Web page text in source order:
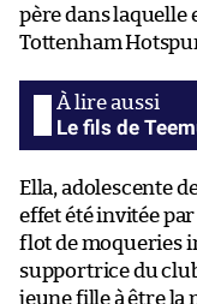
père dans laquelle
Tottenham
Le fils de
Ella, adolescente
effet été invitée
flot de moqueries
supportrice du
jeune fille à être la